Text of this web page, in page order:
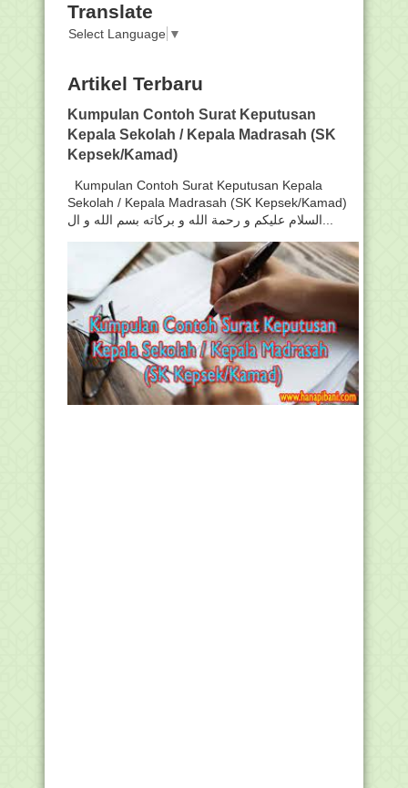
Translate
Select Language ▼
Artikel Terbaru
Kumpulan Contoh Surat Keputusan
Kepala Sekolah / Kepala Madrasah (SK
Kepsek/Kamad)
Kumpulan Contoh Surat Keputusan Kepala
Sekolah / Kepala Madrasah (SK Kepsek/Kamad)